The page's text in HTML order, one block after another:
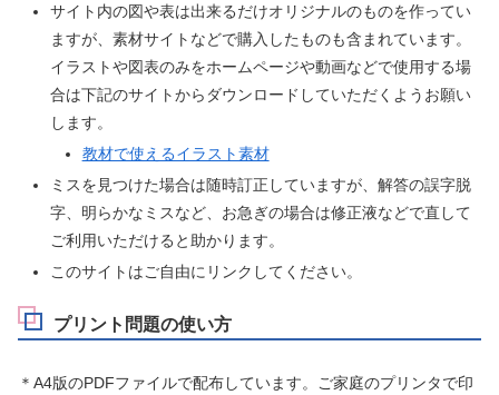
サイト内の図や表は出来るだけオリジナルのものを作ってい
ますが、素材サイトなどで購入したものも含まれています。
イラストや図表のみをホームページや動画などで使用する場
合は下記のサイトからダウンロードしていただくようお願い
します。
教材で使えるイラスト素材
ミスを見つけた場合は随時訂正していますが、解答の誤字脱
字、明らかなミスなど、お急ぎの場合は修正液などで直して
ご利用いただけると助かります。
このサイトはご自由にリンクしてください。
プリント問題の使い方
＊A4版のPDFファイルで配布しています。ご家庭のプリンタで印